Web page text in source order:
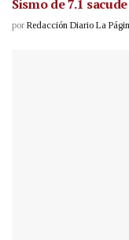
Sismo de 7.1
por Redacción Diario La